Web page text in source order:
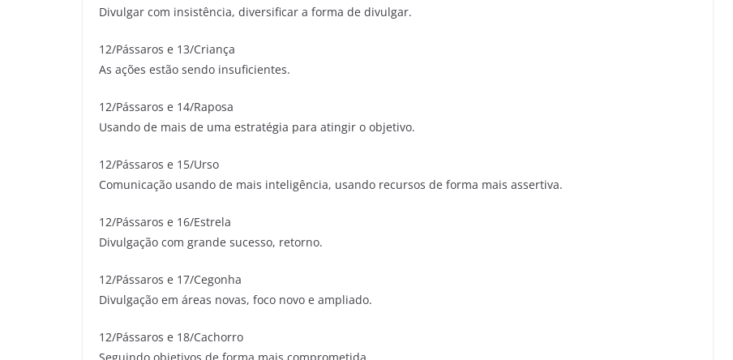
Divulgar com insistência, diversificar a forma de divulgar.
12/Pássaros e 13/Criança
As ações estão sendo insuficientes.
12/Pássaros e 14/Raposa
Usando de mais de uma estratégia para atingir o objetivo.
12/Pássaros e 15/Urso
Comunicação usando de mais inteligência, usando recursos de forma mais assertiva.
12/Pássaros e 16/Estrela
Divulgação com grande sucesso, retorno.
12/Pássaros e 17/Cegonha
Divulgação em áreas novas, foco novo e ampliado.
12/Pássaros e 18/Cachorro